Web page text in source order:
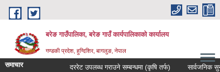
Skip to main content
बरेङ गाउँपालिका, बरेङ गाउँ कार्यपालिकाको कार्यालय
गण्डकी प्रदेश, हुग्दिशिर, बागलुङ, नेपाल
समाचार दररेट उपलब्ध गराउने सम्बन्धमा (कृषि तर्फ) सार्वजनिक